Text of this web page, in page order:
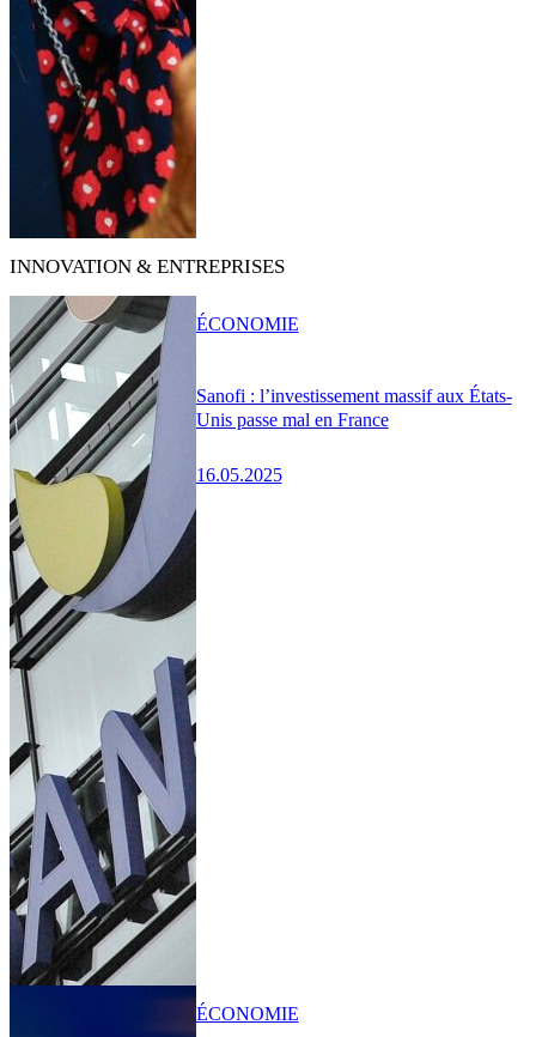
INNOVATION & ENTREPRISES
Sanofi : l’investissement massif aux États-
Unis passe mal en France
16.05.2025
ÉCONOMIE
ÉCONOMIE